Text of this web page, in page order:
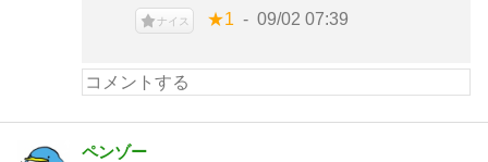
ナイス ★1 09/02 07:39
ペンゾー